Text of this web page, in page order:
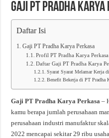
Gaji PT Pradha
Daftar Isi
Gaji PT Pradha Karya Perkasa
Profil PT Pradha Karya Perkasa
Daftar Gaji PT Pradha Karya
Syarat Syarat Melamar Kerja
Benefit Bekerja di PT Pradha
Gaji PT Pradha Karya Perkasa –
kamu berapa jumlah perusahaan
perusahaan industri manufaktur
2022 mencapai sekitar 29 ribu